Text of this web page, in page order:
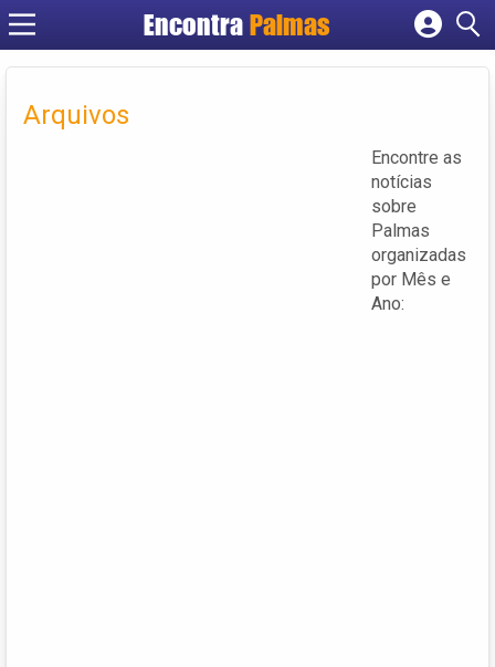
Encontra Palmas
Cadastrar empresa
Arquivos
Encontre as
notícias
sobre
Palmas
organizadas
por Mês e
Ano: